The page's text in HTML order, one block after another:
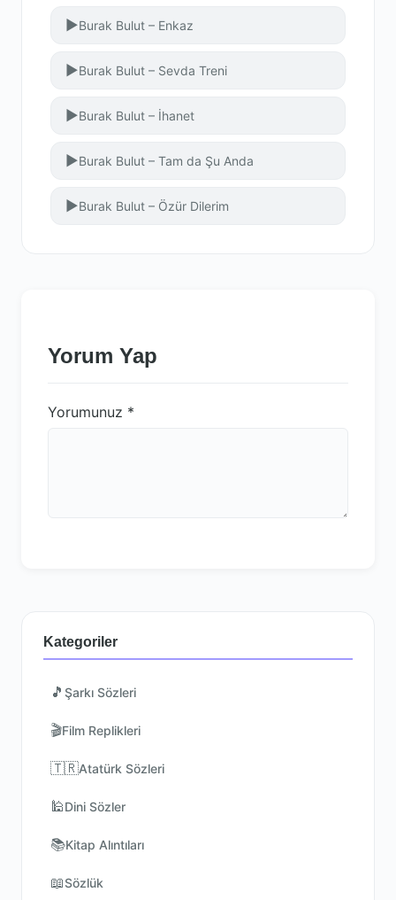
▶Burak Bulut – Enkaz
▶Burak Bulut – Sevda Treni
▶Burak Bulut – İhanet
▶Burak Bulut – Tam da Şu Anda
▶Burak Bulut – Özür Dilerim
Yorum Yap
Yorumunuz *
Kategoriler
🎵 Şarkı Sözleri
🎬Film Replikleri
🇹🇷Atatürk Sözleri
🕌Dini Sözler
📚Kitap Alıntıları
📖Sözlük